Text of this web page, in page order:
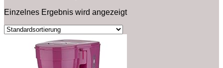
Einzelnes Ergebnis wird angezeigt